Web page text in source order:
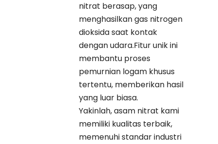
nitrat berasap, yang
menghasilkan gas nitrogen
dioksida saat kontak
dengan udara.Fitur unik ini
membantu proses
pemurnian logam khusus
tertentu, memberikan hasil
yang luar biasa.
Yakinlah, asam nitrat kami
memiliki kualitas terbaik,
memenuhi standar industri